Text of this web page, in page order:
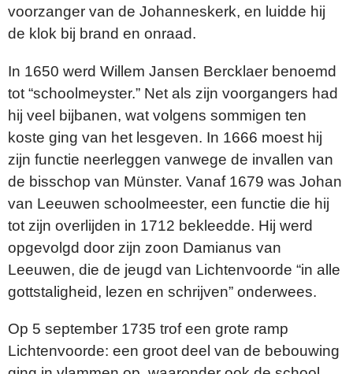
voorzanger van de Johanneskerk, en luidde hij
de klok bij brand en onraad.
In 1650 werd Willem Jansen Bercklaer benoemd
tot “schoolmeyster.” Net als zijn voorgangers had
hij veel bijbanen, wat volgens sommigen ten
koste ging van het lesgeven. In 1666 moest hij
zijn functie neerleggen vanwege de invallen van
de bisschop van Münster. Vanaf 1679 was Johan
van Leeuwen schoolmeester, een functie die hij
tot zijn overlijden in 1712 bekleedde. Hij werd
opgevolgd door zijn zoon Damianus van
Leeuwen, die de jeugd van Lichtenvoorde “in alle
gottstaligheid, lezen en schrijven” onderwees.
Op 5 september 1735 trof een grote ramp
Lichtenvoorde: een groot deel van de bebouwing